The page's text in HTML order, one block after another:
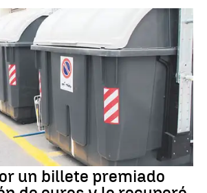
un billete premiado